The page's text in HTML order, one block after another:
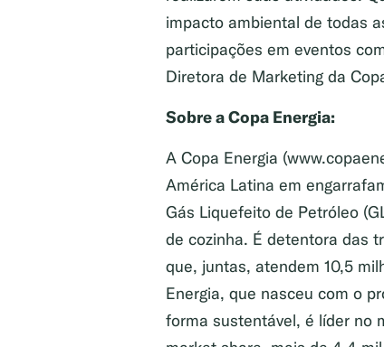
impacto ambiental de todas
participações em eventos
Diretora de Marketing da
Sobre a Copa Energia:
A Copa Energia
América Latina em
Gás Liquefeito de Petróleo
de cozinha. É detentora das
que, juntas, atendem 10,5
Energia, que nasceu com o
forma sustentável, é líder no